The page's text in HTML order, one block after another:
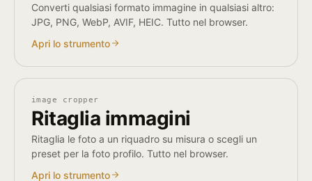
Converti qualsiasi formato immagine in qualsiasi altro:
JPG, PNG, WebP, AVIF, HEIC. Tutto nel browser.
Apri lo strumento
image cropper
Ritaglia immagini
Ritaglia le foto a un riquadro su misura o scegli un
preset per la foto profilo. Tutto nel browser.
Apri lo strumento